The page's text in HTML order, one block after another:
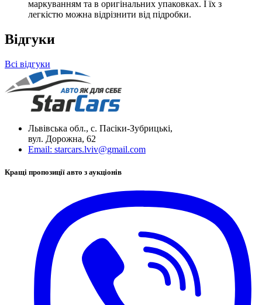
маркуванням та в оригінальних упаковках. І їх з
легкістю можна відрізнити від підробки.
Відгуки
Всі відгуки
Львівська обл., с. Пасіки-Зубрицькі,
вул. Дорожна, 62
Email: starcars.lviv@gmail.com
Кращі пропозиції авто з аукціонів